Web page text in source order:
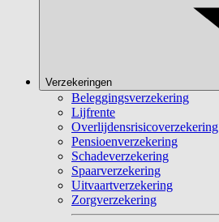
Verzekeringen
Beleggingsverzekering
Lijfrente
Overlijdensrisicoverzekering
Pensioenverzekering
Schadeverzekering
Spaarverzekering
Uitvaartverzekering
Zorgverzekering